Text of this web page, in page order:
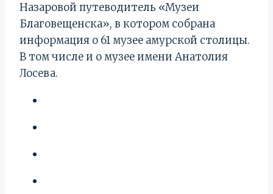
Назаровой путеводитель «Музеи
Благовещенска», в котором собрана
информация о 61 музее амурской столицы.
В том числе и о музее имени Анатолия
Лосева.